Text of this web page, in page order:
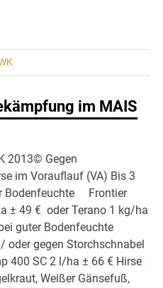
im MAIS
2013© Gegen
im Vorauflauf (VA) Bis 3
Bodenfeuchte Frontier
± 49 € oder Terano 1 kg/ha
guter Bodenfeuchte
oder gegen Storchschnabel
400 SC 2 l/ha ± 66 € Hirse
Weißer Gänsefuß,